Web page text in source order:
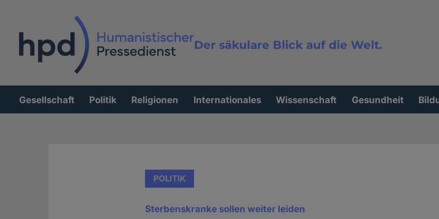
Der säkulare Blick auf die Welt.
Volltextsuche
Hauptnavigation
Gesellschaft Politik Religionen Internationales Wissenschaft Gesundheit
POLITIK
Sterbenskranke sollen weiter leiden